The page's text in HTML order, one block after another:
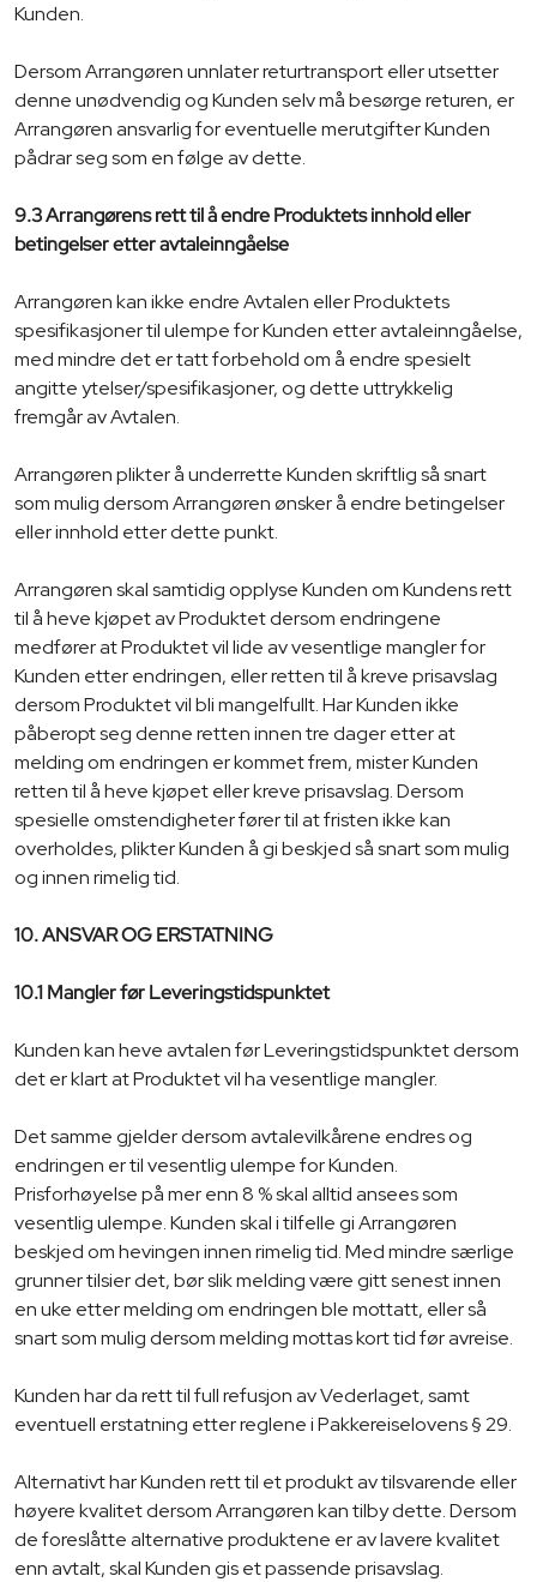
Kunden.
Dersom Arrangøren unnlater returtransport eller utsetter
denne unødvendig og Kunden selv må besørge returen, er
Arrangøren ansvarlig for eventuelle merutgifter Kunden
pådrar seg som en følge av dette.
9.3 Arrangørens rett til å endre Produktets innhold eller
betingelser etter avtaleinngåelse
Arrangøren kan ikke endre Avtalen eller Produktets
spesifikasjoner til ulempe for Kunden etter avtaleinngåelse,
med mindre det er tatt forbehold om å endre spesielt
angitte ytelser/spesifikasjoner, og dette uttrykkelig
fremgår av Avtalen.
Arrangøren plikter å underrette Kunden skriftlig så snart
som mulig dersom Arrangøren ønsker å endre betingelser
eller innhold etter dette punkt.
Arrangøren skal samtidig opplyse Kunden om Kundens rett
til å heve kjøpet av Produktet dersom endringene
medfører at Produktet vil lide av vesentlige mangler for
Kunden etter endringen, eller retten til å kreve prisavslag
dersom Produktet vil bli mangelfullt. Har Kunden ikke
påberopt seg denne retten innen tre dager etter at
melding om endringen er kommet frem, mister Kunden
retten til å heve kjøpet eller kreve prisavslag. Dersom
spesielle omstendigheter fører til at fristen ikke kan
overholdes, plikter Kunden å gi beskjed så snart som mulig
og innen rimelig tid.
10. ANSVAR OG ERSTATNING
10.1 Mangler før Leveringstidspunktet
Kunden kan heve avtalen før Leveringstidspunktet dersom
det er klart at Produktet vil ha vesentlige mangler.
Det samme gjelder dersom avtalevilkårene endres og
endringen er til vesentlig ulempe for Kunden.
Prisforhøyelse på mer enn 8 % skal alltid ansees som
vesentlig ulempe. Kunden skal i tilfelle gi Arrangøren
beskjed om hevingen innen rimelig tid. Med mindre særlige
grunner tilsier det, bør slik melding være gitt senest innen
en uke etter melding om endringen ble mottatt, eller så
snart som mulig dersom melding mottas kort tid før avreise.
Kunden har da rett til full refusjon av Vederlaget, samt
eventuell erstatning etter reglene i Pakkereiselovens § 29.
Alternativt har Kunden rett til et produkt av tilsvarende eller
høyere kvalitet dersom Arrangøren kan tilby dette. Dersom
de foreslåtte alternative produktene er av lavere kvalitet
enn avtalt, skal Kunden gis et passende prisavslag.